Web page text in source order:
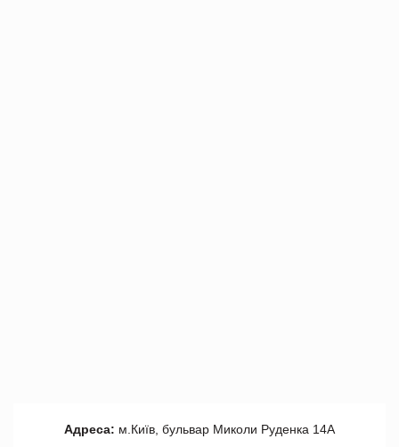
Адреса: м.Київ, бульвар Миколи Руденка 14А